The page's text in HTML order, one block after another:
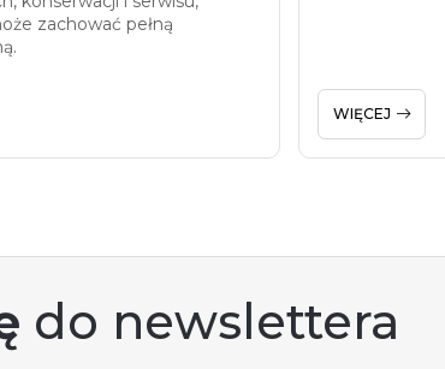
zachować pełną
WIĘCEJ
do newslettera